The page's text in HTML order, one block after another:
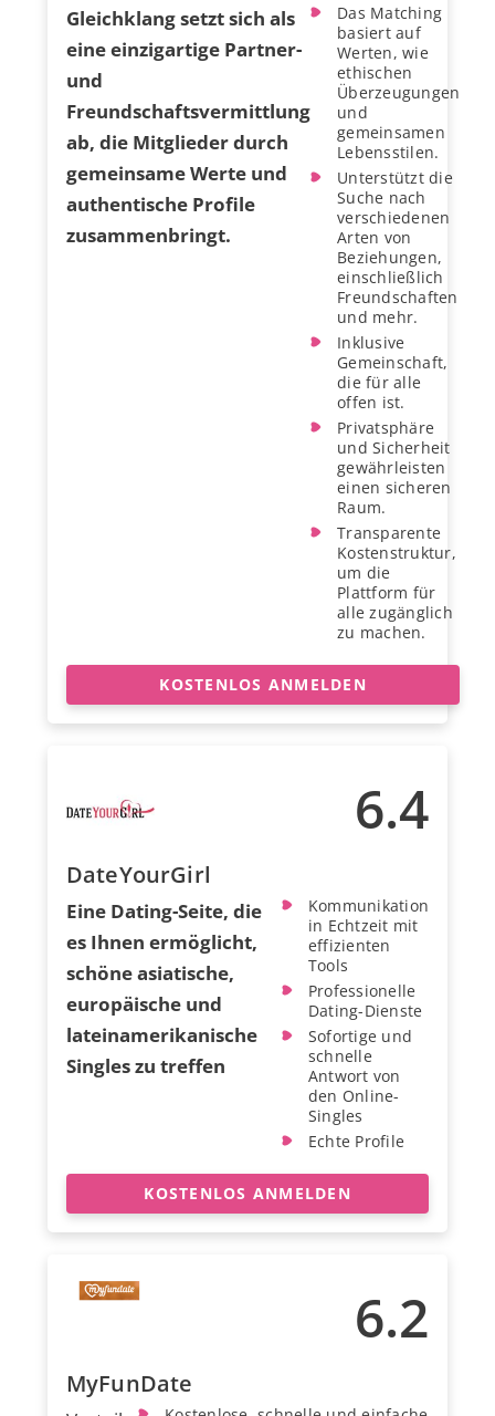
Gleichklang setzt sich als
eine einzigartige Partner-
und
Freundschaftsvermittlung
ab, die Mitglieder durch
gemeinsame Werte und
authentische Profile
zusammenbringt.
Das Matching
basiert auf
Werten, wie
ethischen
Überzeugungen
und
gemeinsamen
Lebensstilen.
Unterstützt die
Suche nach
verschiedenen
Arten von
Beziehungen,
einschließlich
Freundschaften
und mehr.
Inklusive
Gemeinschaft,
die für alle
offen ist.
Privatsphäre
und Sicherheit
gewährleisten
einen sicheren
Raum.
Transparente
Kostenstruktur,
um die
Plattform für
alle zugänglich
zu machen.
KOSTENLOS ANMELDEN
6.4
DateYourGirl
Eine Dating-Seite, die
es Ihnen ermöglicht,
schöne asiatische,
europäische und
lateinamerikanische
Singles zu treffen
Kommunikation
in Echtzeit mit
effizienten
Tools
Professionelle
Dating-Dienste
Sofortige und
schnelle
Antwort von
den Online-
Singles
Echte Profile
KOSTENLOS ANMELDEN
6.2
MyFunDate